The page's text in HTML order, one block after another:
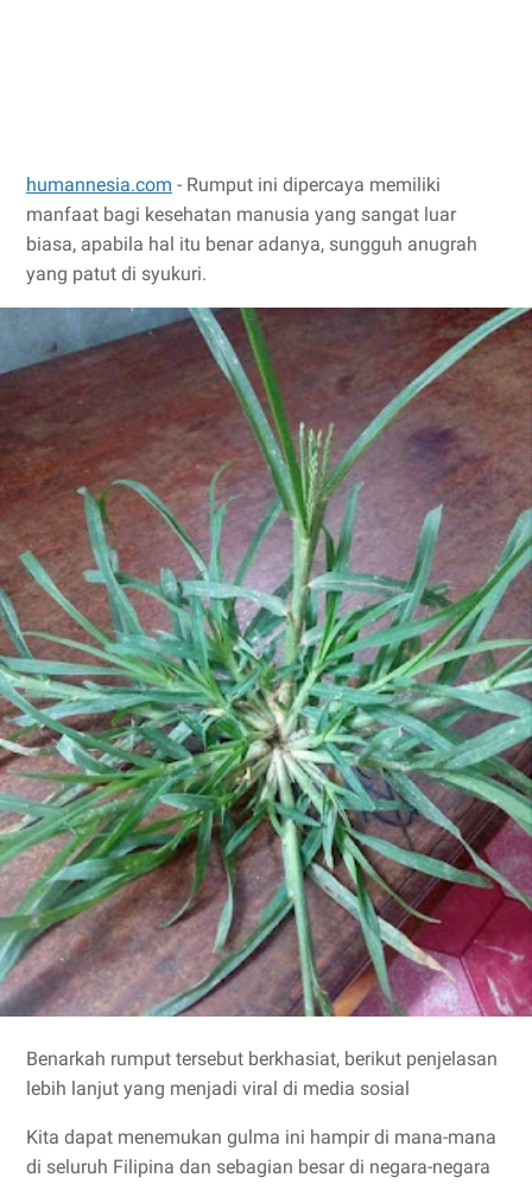
humannesia.com - Rumput ini dipercaya memiliki
manfaat bagi kesehatan manusia yang sangat luar
biasa, apabila hal itu benar adanya, sungguh anugrah
yang patut di syukuri.
Benarkah rumput tersebut berkhasiat, berikut penjelasan
lebih lanjut yang menjadi viral di media sosial
Kita dapat menemukan gulma ini hampir di mana-mana
di seluruh Filipina dan sebagian besar di negara-negara